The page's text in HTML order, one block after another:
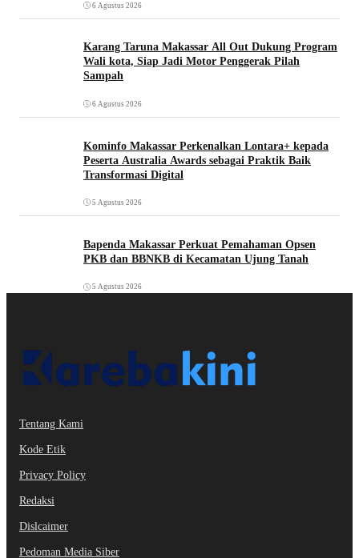
6 Agustus 2026
Karang Taruna Makassar All Out Dukung Program
Wali kota, Siap Jadi Motor Penggerak Pilah
Sampah
6 Agustus 2026
Kominfo Makassar Perkenalkan Lontara+ kepada
Peserta Australia Awards sebagai Praktik Baik
Transformasi Digital
5 Agustus 2026
Bapenda Makassar Perkuat Pemahaman Opsen
PKB dan BBNKB di Kecamatan Ujung Tanah‎
5 Agustus 2026
Tentang Kami
Kode Etik
Privacy Policy
Redaksi
Dislcaimer
Pedoman Media Siber